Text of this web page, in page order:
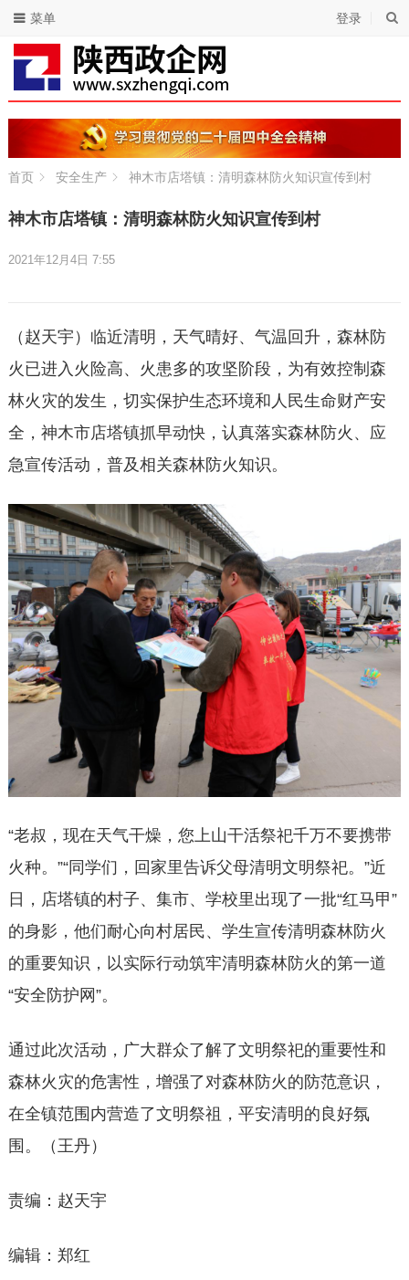
登录
菜单
首页 安全生产 神木市店塔镇：清明森林防火知识宣传到村
神木市店塔镇：清明森林防火知识宣传到村
2021年12月4日 7:55
（赵天宇）临近清明，天气晴好、气温回升，森林防
火已进入火险高、火患多的攻坚阶段，为有效控制森
林火灾的发生，切实保护生态环境和人民生命财产安
全，神木市店塔镇抓早动快，认真落实森林防火、应
急宣传活动，普及相关森林防火知识。
“老叔，现在天气干燥，您上山干活祭祀千万不要携带
火种。”“同学们，回家里告诉父母清明文明祭祀。”近
日，店塔镇的村子、集市、学校里出现了一批“红马甲”
的身影，他们耐心向村居民、学生宣传清明森林防火
的重要知识，以实际行动筑牢清明森林防火的第一道
“安全防护网”。
通过此次活动，广大群众了解了文明祭祀的重要性和
森林火灾的危害性，增强了对森林防火的防范意识，
在全镇范围内营造了文明祭祖，平安清明的良好氛
围。（王丹）
责编：赵天宇
编辑：郑红